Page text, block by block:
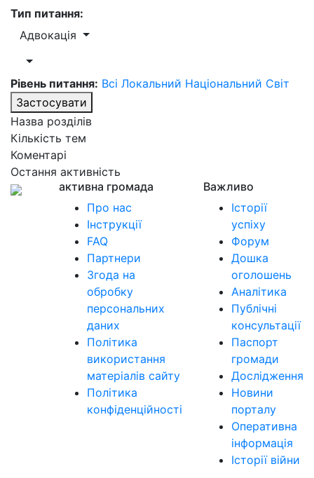
Тип питання:
Адвокація
Рівень питання: Всі Локальний Національний Світ
Застосувати
Назва розділів
Кількість тем
Коментарі
Остання активність
активна громада
Про нас
Інструкції
FAQ
Партнери
Згода на
обробку
персональних
даних
Політика
використання
матеріалів сайту
Політика
конфіденційності
Важливо
Історії
успіху
Форум
Дошка
оголошень
Аналітика
Публічні
консультації
Паспорт
громади
Дослідження
Новини
порталу
Оперативна
інформація
Історії війни